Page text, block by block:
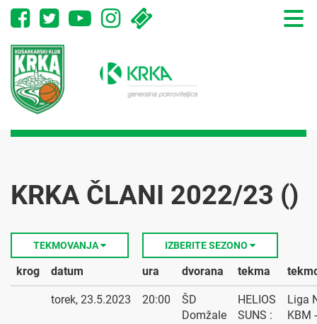
Toggle
KRKA ČLANI 2022/23 ()
TEKMOVANJA IZBERITE SEZONO
krog datum ura dvorana tekma
torek, 23.5.2023 20:00
ŠD
Domžale
HELIOS
SUNS :
Liga
KBM -